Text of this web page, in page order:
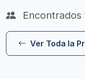
Encontrados
Ver Toda la